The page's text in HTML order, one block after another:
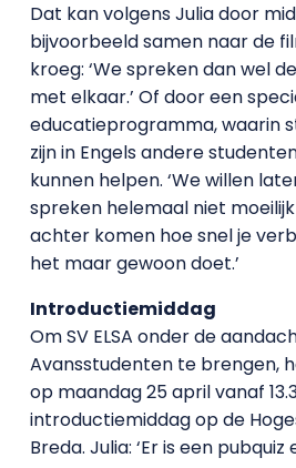
Dat kan volgens Julia door
bijvoorbeeld samen naar de
kroeg: ‘We spreken dan wel
met elkaar.’ Of door een
educatieprogramma, waarin
zijn in Engels andere
kunnen helpen. ‘We willen
spreken helemaal niet
achter komen hoe snel je
het maar gewoon doet.’
Introductiemiddag
Om SV ELSA onder de
Avansstudenten te brengen,
op maandag 25 april vanaf
introductiemiddag op de
Breda. Julia: ‘Er is een